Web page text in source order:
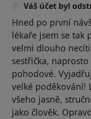
Váš účet byl
Hned po první
lékaře jsem se tak
velmi dlouho
sestřička,
pohodové.
velké poděkování!
všeho jasně,
jako člověk.